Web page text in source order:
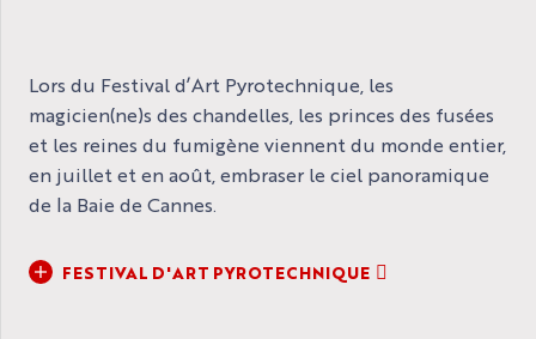
Lors du Festival d’Art Pyrotechnique, les
magicien(ne)s des chandelles, les princes des fusées
et les reines du fumigène viennent du monde entier,
en juillet et en août, embraser le ciel panoramique
de la Baie de Cannes.
FESTIVAL D'ART PYROTECHNIQUE